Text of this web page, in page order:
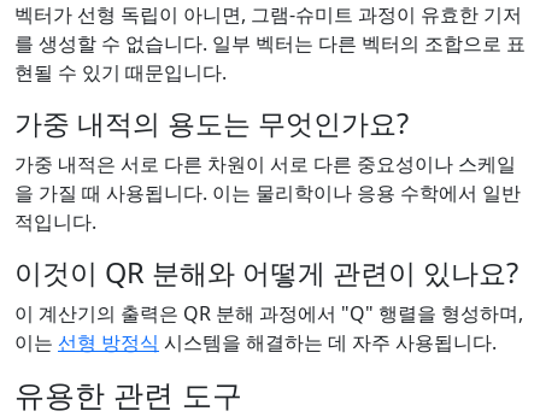
벡터가 선형 독립이 아니면, 그램-슈미트 과정이 유효한 기저
를 생성할 수 없습니다. 일부 벡터는 다른 벡터의 조합으로 표
현될 수 있기 때문입니다.
가중 내적의 용도는 무엇인가요?
가중 내적은 서로 다른 차원이 서로 다른 중요성이나 스케일
을 가질 때 사용됩니다. 이는 물리학이나 응용 수학에서 일반
적입니다.
이것이 QR 분해와 어떻게 관련이 있나요?
이 계산기의 출력은 QR 분해 과정에서 "Q" 행렬을 형성하며,
이는 선형 방정식 시스템을 해결하는 데 자주 사용됩니다.
유용한 관련 도구